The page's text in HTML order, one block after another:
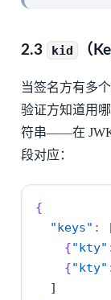
2.3 kid （
当签名方有多
验证方知道用
符串——在
段对应：
{
"keys" :
{"kty"
{"kty"
]